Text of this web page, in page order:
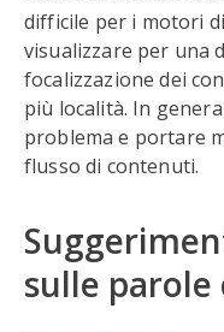
difficile per i motori
visualizzare per una
focalizzazione dei
più località. In
problema e portare
flusso di contenuti.
sulle parole